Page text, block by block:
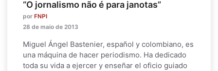
“O jornalismo não é para janotas”
por FNPI
28 de maio de 2013
Miguel Ángel Bastenier, español y colombiano, es
una máquina de hacer periodismo. Ha dedicado
toda su vida a ejercer y enseñar el oficio guiado